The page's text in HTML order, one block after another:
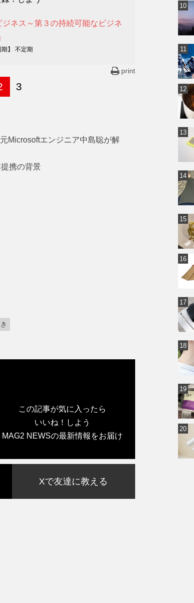
ネス～第３の持続可能なビジネ
期】 不定期
print
3
Microsoftエンジニア中島聡が解
携の背景
この記事が気に入ったら
いいね！しよう
MAG2 NEWSの最新情報をお届け
Xで友達に教える